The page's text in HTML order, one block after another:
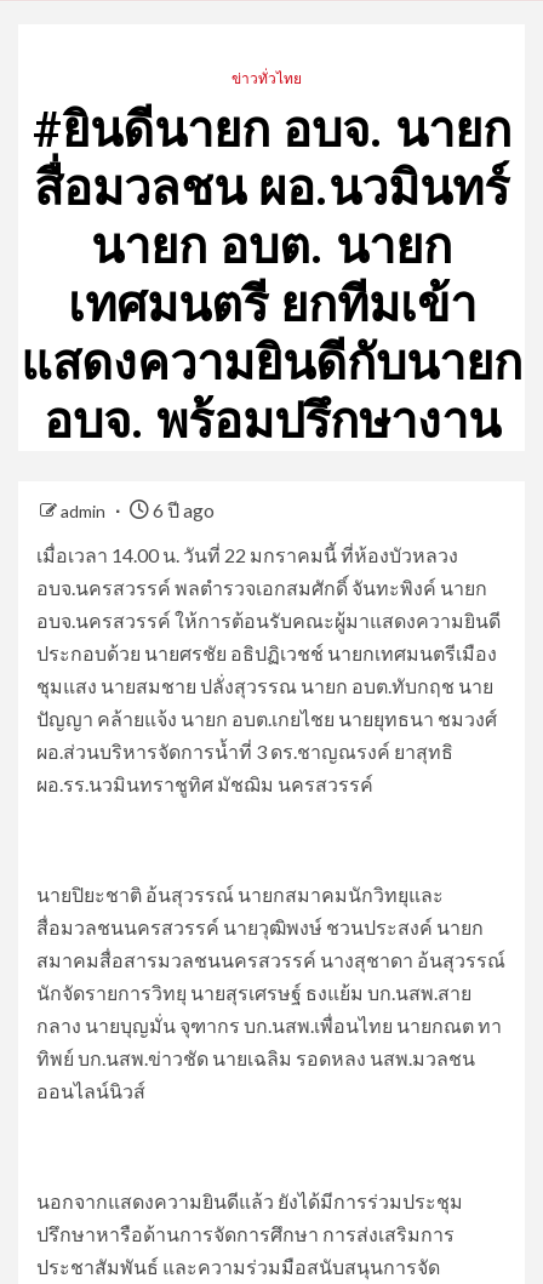
ข่าวทั่วไทย
#ยินดีนายก อบจ. นายก
สื่อมวลชน ผอ.นวมินทร์
นายก อบต. นายก
เทศมนตรี ยกทีมเข้า
แสดงความยินดีกับนายก
อบจ. พร้อมปรึกษางาน
admin
6 ปี ago
เมื่อเวลา 14.00 น. วันที่ 22 มกราคมนี้ ที่ห้องบัวหลวง
อบจ.นครสวรรค์ พลตำรวจเอกสมศักดิ์ จันทะพิงค์ นายก
อบจ.นครสวรรค์ ให้การต้อนรับคณะผู้มาแสดงความยินดี
ประกอบด้วย นายศรชัย อธิปฏิเวชช์ นายกเทศมนตรีเมือง
ชุมแสง นายสมชาย ปลั่งสุวรรณ นายก อบต.ทับกฤช นาย
ปัญญา คล้ายแจ้ง นายก อบต.เกยไชย นายยุทธนา ชมวงศ์
ผอ.ส่วนบริหารจัดการน้ำที่ 3 ดร.ชาญณรงค์ ยาสุทธิ
ผอ.รร.นวมินทราชูทิศ มัชฌิม นครสวรรค์
นายปิยะชาติ อ้นสุวรรณ์ นายกสมาคมนักวิทยุและ
สื่อมวลชนนครสวรรค์ นายวุฒิพงษ์ ชวนประสงค์ นายก
สมาคมสื่อสารมวลชนนครสวรรค์ นางสุชาดา อ้นสุวรรณ์
นักจัดรายการวิทยุ นายสุรเศรษฐ์ ธงแย้ม บก.นสพ.สาย
กลาง นายบุญมั่น จุฑากร บก.นสพ.เพื่อนไทย นายกณต ทา
ทิพย์ บก.นสพ.ข่าวชัด นายเฉลิม รอดหลง นสพ.มวลชน
ออนไลน์นิวส์
นอกจากแสดงความยินดีแล้ว ยังได้มีการร่วมประชุม
ปรึกษาหารือด้านการจัดการศึกษา การส่งเสริมการ
ประชาสัมพันธ์ และความร่วมมือสนับสนุนการจัด